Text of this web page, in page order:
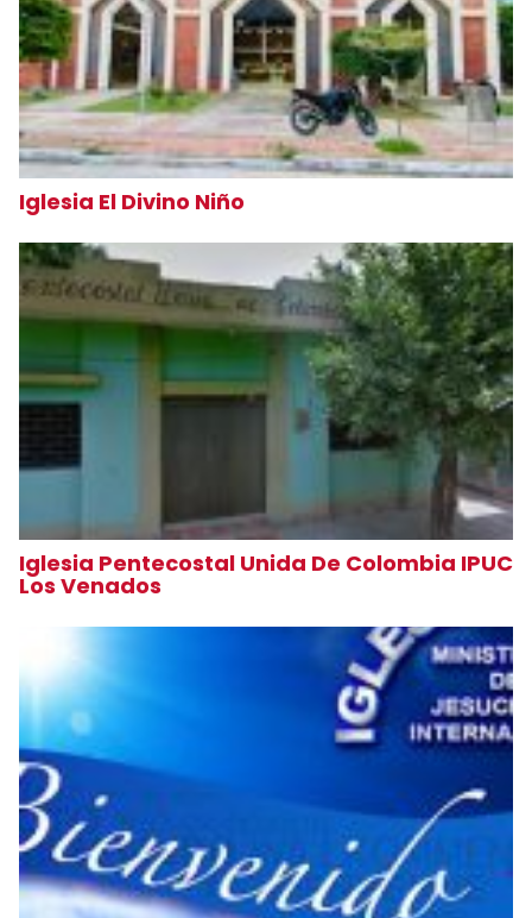
Iglesia El Divino Niño
Iglesia Pentecostal Unida De Colombia IPUC
Los Venados